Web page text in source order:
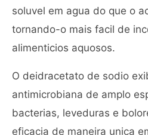
soluvel em agua do que o
tornando-o mais facil de
alimenticios aquosos.
O deidracetato de sodio
antimicrobiana de amplo
bacterias, leveduras e
eficacia de maneira unica